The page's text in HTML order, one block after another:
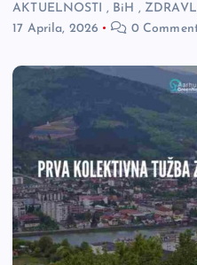
AKTUELNOSTI , BiH ,
17 Aprila, 2026
0